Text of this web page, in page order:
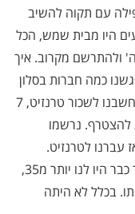
עם תקוה להשיב
לביתם. למעלה מ-50 נוסעים היו מבית שמש, הכל
ולהתרשם מקרוב. איך
כמה חברות בסלון
שישי, הצענו לצאת לשם, והחלטנו לבצע. חשבנו לשכור טרנזיט, 7
נרשמו
לטרנזיט.
הידיעה עברה מהר מאוד ותוך פרק זמן קצר כבר היו לנו יותר מ35,
בכלל לא היתה